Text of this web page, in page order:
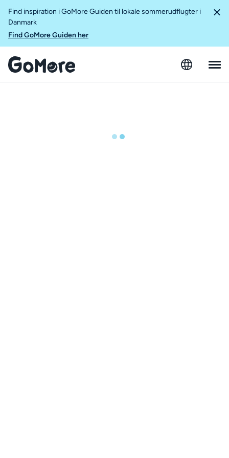
Find inspiration i GoMore Guiden til lokale sommerudflugter i
Danmark
Find GoMore Guiden her